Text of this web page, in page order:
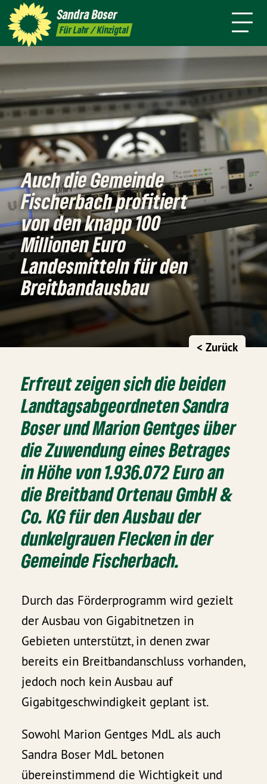
SandraBoser
Für Lahr / Kinzigtal
Presse Kontakt Termine
mich
Auch die Gemeinde
Fischerbach profitiert
von den knapp 100
Millionen Euro
Landesmitteln für den
Breitbandausbau
< Zurück
Erfreut zeigen sich die beiden
Landtagsabgeordneten Sandra
Boser und Marion Gentges über
die Zuwendung eines Betrages
in Höhe von 1.936.072 Euro an
die Breitband Ortenau GmbH &
Co. KG für den Ausbau der
dunkelgrauen Flecken in der
Gemeinde Fischerbach.
Durch das Förderprogramm wird gezielt
der Ausbau von Gigabitnetzen in
Gebieten unterstützt, in denen zwar
bereits ein Breitbandanschluss vorhanden,
jedoch noch kein Ausbau auf
Gigabitgeschwindigkeit geplant ist.
Sowohl Marion Gentges MdL als auch
Sandra Boser MdL betonen
übereinstimmend die Wichtigkeit und